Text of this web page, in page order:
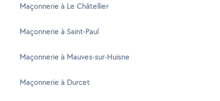
Maçonnerie à Le Châtellier
Maçonnerie à Saint-Paul
Maçonnerie à Mauves-sur-Huisne
Maçonnerie à Durcet